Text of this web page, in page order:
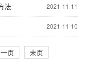
2021-11-11
法
2021-11-10
页 末页